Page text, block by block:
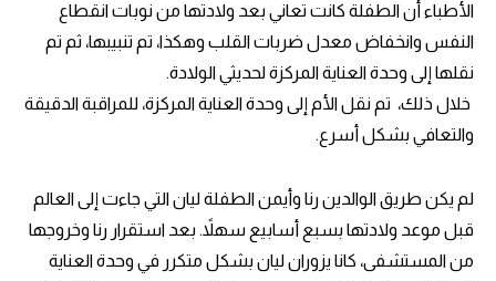
الأطباء أن الطفلة كانت تعاني بعد ولادتها من نوبات انقطاع
النفس وانخفاض معدل ضربات القلب وهكذا، تم تنبيبها، ثم تم
نقلها إلى وحدة العناية المركزة لحديثي الولادة.
خلال ذلك، تم نقل الأم إلى وحدة العناية المركزة، للمراقبة الدقيقة
والتعافي بشكل أسرع.
لم يكن طريق الوالدين رنا وأيمن الطفلة ليان التي جاءت إلى العالم
قبل موعد ولادتها بسبع أسابيع سهلاً. بعد استقرار رنا وخروجها
من المستشفى، كانا يزوران ليان بشكل متكرر في وحدة العناية